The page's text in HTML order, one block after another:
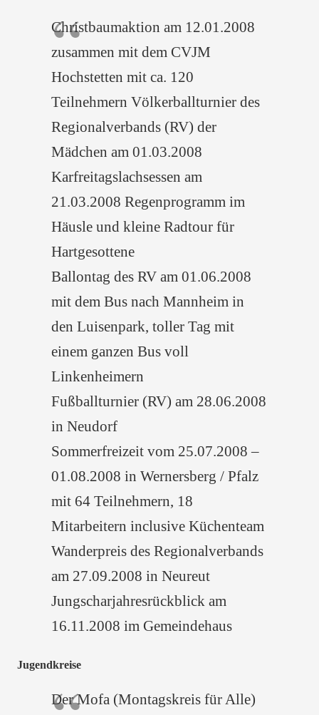
Christbaumaktion am 12.01.2008
zusammen mit dem CVJM
Hochstetten mit ca. 120
Teilnehmern Völkerballturnier des
Regionalverbands (RV) der
Mädchen am 01.03.2008
Karfreitagslachsessen am
21.03.2008 Regenprogramm im
Häusle und kleine Radtour für
Hartgesottene
Ballontag des RV am 01.06.2008
mit dem Bus nach Mannheim in
den Luisenpark, toller Tag mit
einem ganzen Bus voll
Linkenheimern
Fußballturnier (RV) am 28.06.2008
in Neudorf
Sommerfreizeit vom 25.07.2008 –
01.08.2008 in Wernersberg / Pfalz
mit 64 Teilnehmern, 18
Mitarbeitern inclusive Küchenteam
Wanderpreis des Regionalverbands
am 27.09.2008 in Neureut
Jungscharjahresrückblick am
16.11.2008 im Gemeindehaus
Jugendkreise
Der Mofa (Montagskreis für Alle)